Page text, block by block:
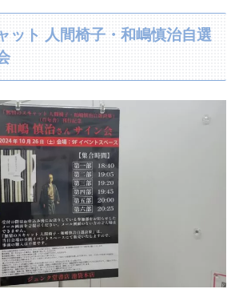
ット 人間椅子・和嶋慎治自選